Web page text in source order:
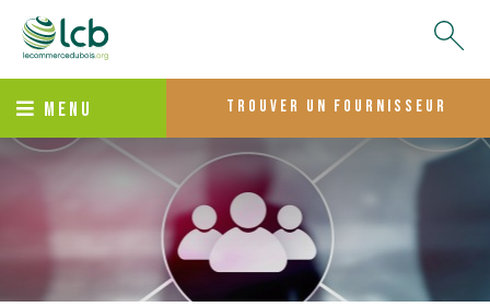
MENU trouver un fournisseur